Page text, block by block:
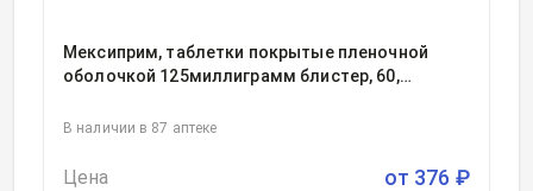
Мексиприм, таблетки покрытые пленочной
оболочкой 125миллиграмм блистер, 60,
компания, Россия
В наличии в 87 аптеке
Цена от 376 ₽